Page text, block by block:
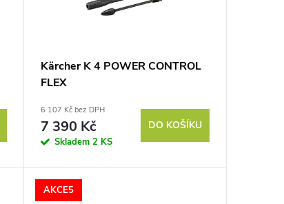
Kärcher K 4 POWER CONTROL
FLEX
6 107 Kč bez DPH
7 390 Kč
Skladem 2 KS
DO KOŠÍKU
AKCE5